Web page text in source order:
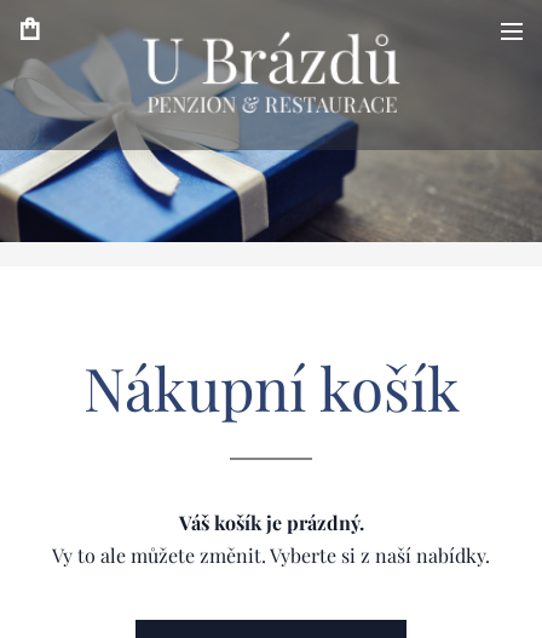
Nákupní košík
Váš košík je prázdný.
Vy to ale můžete změnit. Vyberte si z naší nabídky.